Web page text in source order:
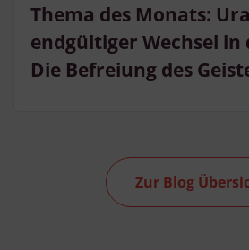
Thema des Monats:
endgültiger Wechsel in
Die Befreiung des
Zur Blog